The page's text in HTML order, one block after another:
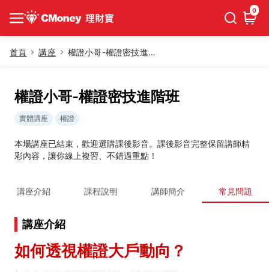
0
首頁 講座 權證小哥-權證密技進階班
權證小哥-權證密技進階班
實體講座 權證
本場講座已結束，歡迎選購課後影音。課後影音完整保留講師精
彩內容，讓你線上複習、不錯過重點！
講座介紹 課程說明 講師簡介 常見問題
講座介紹
如何透視權證大戶動向？